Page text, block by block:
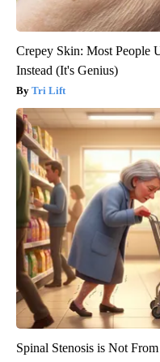
Crepey Skin: Most People
Instead (It's Genius)
Tri Lift
Spinal Stenosis is Not